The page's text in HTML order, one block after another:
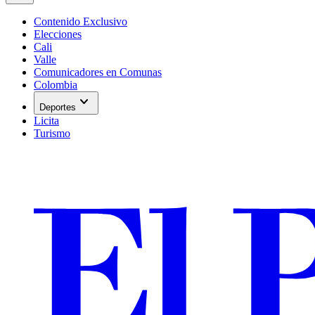
Contenido Exclusivo
Elecciones
Cali
Valle
Comunicadores en Comunas
Colombia
Deportes expand_more
Licita
Turismo